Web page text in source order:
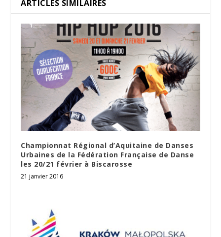
ARTICLES SIMILAIRES
Championnat Régional d’Aquitaine de Danses
Urbaines de la Fédération Française de Danse
les 20/21 février à Biscarosse
21 janvier 2016